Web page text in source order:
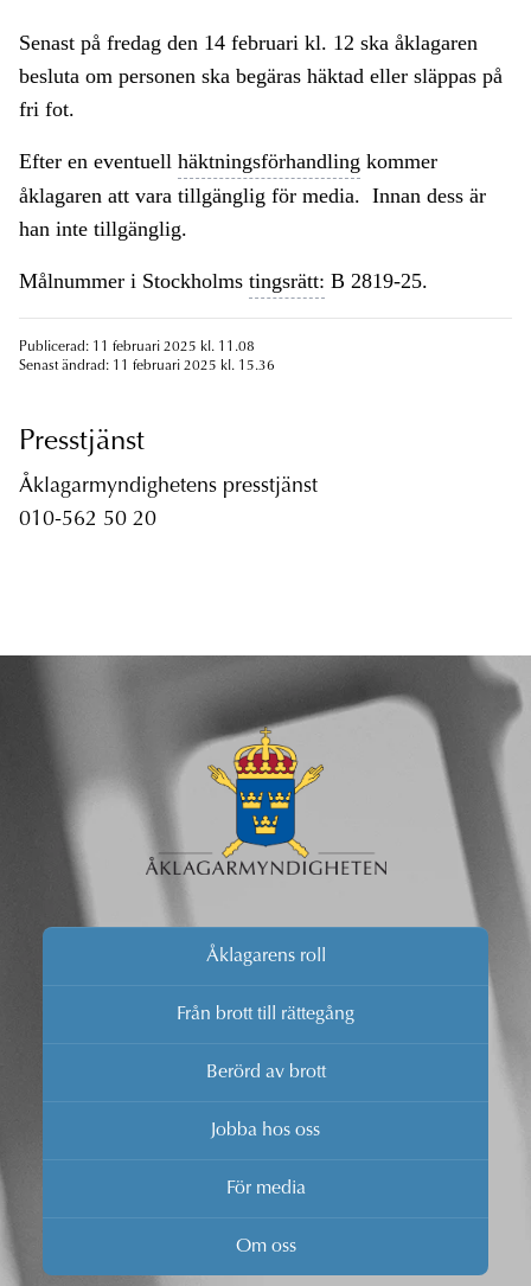
Senast på fredag den 14 februari kl. 12 ska åklagaren
besluta om personen ska begäras häktad eller släppas på
fri fot.
Efter en eventuell häktningsförhandling kommer
åklagaren att vara tillgänglig för media. Innan dess är
han inte tillgänglig.
Målnummer i Stockholms tingsrätt: B 2819-25.
Publicerad: 11 februari 2025 kl. 11.08
Senast ändrad: 11 februari 2025 kl. 15.36
Presstjänst
Åklagarmyndighetens presstjänst
010-562 50 20
Åklagarens roll
Från brott till rättegång
Berörd av brott
Jobba hos oss
För media
Om oss